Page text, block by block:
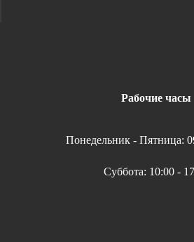
Рабочие часы
Понедельник - Пятница:
Суббота: 10:00 -